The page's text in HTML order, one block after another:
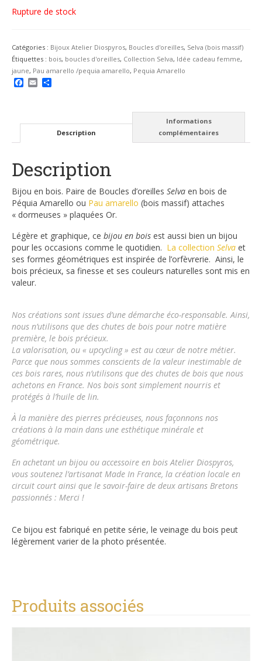
Rupture de stock
Catégories : Bijoux Atelier Diospyros, Boucles d'oreilles, Selva (bois massif)
Étiquettes : bois, boucles d'oreilles, Collection Selva, Idée cadeau femme,
jaune, Pau amarello /pequia amarello, Pequia Amarello
Facebook
Email
Description
Informations
complémentaires
Description
Bijou en bois. Paire de Boucles d’oreilles Selva en bois de
Péquia Amarello ou Pau amarello (bois massif) attaches
« dormeuses » plaquées Or.
Légère et graphique, ce bijou en bois est aussi bien un bijou
pour les occasions comme le quotidien. La collection Selva et
ses formes géométriques est inspirée de l’orfèvrerie. Ainsi, le
bois précieux, sa finesse et ses couleurs naturelles sont mis en
valeur.
Nos créations sont issues d’une démarche éco-responsable. Ainsi,
nous n’utilisons que des chutes de bois pour notre matière
première, le bois précieux.
La valorisation, ou « upcycling » est au cœur de notre métier.
Parce que nous sommes conscients de la valeur inestimable de
ces bois rares, nous n’utilisons que des chutes de bois que nous
achetons en France. Nos bois sont simplement nourris et
protégés à l’huile de lin.
À la manière des pierres précieuses, nous façonnons nos
créations à la main dans une esthétique minérale et
géométrique.
En achetant un bijou ou accessoire en boisAtelier Diospyros,
vous soutenez l’artisanat Made In France, la création locale en
circuit court ainsi que le savoir-faire de deux artisans Bretons
passionnés : Merci !
Ce bijou est fabriqué en petite série, le veinage du bois peut
légèrement varier de la photo présentée.
Produits associés